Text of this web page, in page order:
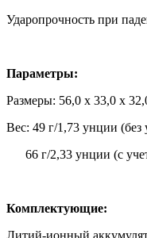
Ударопрочность при
Параметры:
Размеры: 56,0 x 33,0 x
Вес: 49 г/1,73 унции (без
66 г/2,33 унции (с
Комплектующие:
Литий-ионный